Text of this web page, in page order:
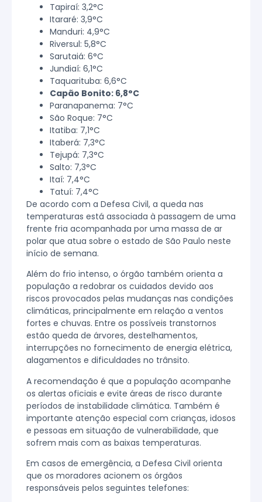
Tapiraí: 3,2°C
Itararé: 3,9°C
Manduri: 4,9°C
Riversul: 5,8°C
Sarutaiá: 6°C
Jundiaí: 6,1°C
Taquarituba: 6,6°C
Capão Bonito: 6,8°C
Paranapanema: 7°C
São Roque: 7°C
Itatiba: 7,1°C
Itaberá: 7,3°C
Tejupá: 7,3°C
Salto: 7,3°C
Itaí: 7,4°C
Tatuí: 7,4°C
De acordo com a Defesa Civil, a queda nas
temperaturas está associada à passagem de uma
frente fria acompanhada por uma massa de ar
polar que atua sobre o estado de São Paulo neste
início de semana.
Além do frio intenso, o órgão também orienta a
população a redobrar os cuidados devido aos
riscos provocados pelas mudanças nas condições
climáticas, principalmente em relação a ventos
fortes e chuvas. Entre os possíveis transtornos
estão queda de árvores, destelhamentos,
interrupções no fornecimento de energia elétrica,
alagamentos e dificuldades no trânsito.
A recomendação é que a população acompanhe
os alertas oficiais e evite áreas de risco durante
períodos de instabilidade climática. Também é
importante atenção especial com crianças, idosos
e pessoas em situação de vulnerabilidade, que
sofrem mais com as baixas temperaturas.
Em casos de emergência, a Defesa Civil orienta
que os moradores acionem os órgãos
responsáveis pelos seguintes telefones: